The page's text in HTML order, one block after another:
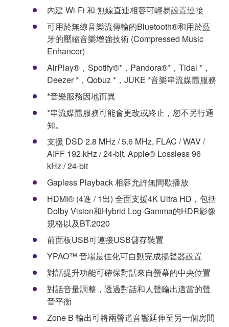
內建 Wi-Fi 和 無線直連相容可輕易設置連接
可用於無線音樂流傳輸的Bluetooth®和用於藍
牙的壓縮音樂增強技術 (Compressed Music
Enhancer)
AirPlay®，Spotify®*，Pandora®*，Tidal *，
Deezer *，Qobuz *，JUKE *音樂串流媒體服務
*音樂服務因地而異
*串流媒體服務可能會更改或終止，恕不另行通
知。
支援 DSD 2.8 MHz / 5.6 MHz, FLAC / WAV /
AIFF 192 kHz / 24-bit, Apple® Lossless 96
kHz / 24-bit
Gapless Playback 相容允許無間歇播放
HDMI® (4進 / 1出) 全面支援4K Ultra HD，包括
Dolby Vision和Hybrid Log-Gamma的HDR影像
規格以及BT.2020
前面板USB可連接USB儲存裝置
YPAO™ 音場最佳化可自動完成揚聲器設置
對話提升功能可確保對話來自螢幕的中央位置
對話音量調整，透過對話和人聲輸出適當的聲
音平衡
Zone B 輸出可將兩聲道音響延伸至另一個房間